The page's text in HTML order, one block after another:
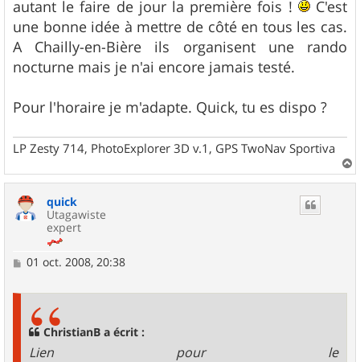
autant le faire de jour la première fois !
C'est
une bonne idée à mettre de côté en tous les cas.
A Chailly-en-Bière ils organisent une rando
nocturne mais je n'ai encore jamais testé.
Pour l'horaire je m'adapte. Quick, tu es dispo ?
LP Zesty 714, PhotoExplorer 3D v.1, GPS TwoNav Sportiva
a
quick
Utagawiste
expert
M
01 oct. 2008, 20:38
ChristianB a écrit :
Lien pour le